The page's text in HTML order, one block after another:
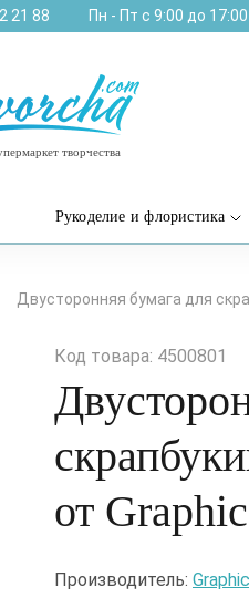
21 88 Пн - Пт с 9:00 до 17:00
творчества
Рукоделие и флористика
Двусторонняя бумага для
Код товара: 4500801
от
Производитель: